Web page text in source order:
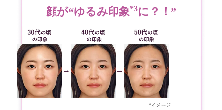
顔が“ゆるみ印象*3に？！”